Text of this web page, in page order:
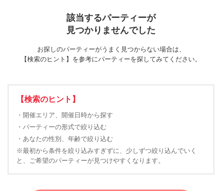
該当するパーティーが
見つかりませんでした
お探しのパーティーがうまく見つからない場合は、
【検索のヒント】を参考にパーティーを探してみてください。
【検索のヒント】
・開催エリア、開催日時から探す
・パーティーの形式で絞り込む
・あなたの性別、年齢で絞り込む
※最初から条件を絞り込みすぎずに、少しずつ絞り込んでいく
と、ご希望のパーティーが見つけやすくなります。